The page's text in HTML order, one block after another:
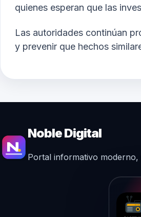
quienes esperan que las
Las autoridades continúan
y prevenir que hechos
Noble Digital
Portal informativo moderno,